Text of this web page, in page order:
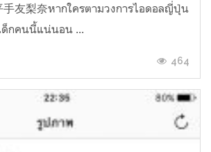
手友梨奈หากใครตามวงการไอดอลญี่ปุ่น
ด็กคนนี้แน่นอน ...
464